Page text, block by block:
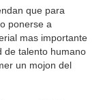
que para
ponerse a
mas importante
de talento humano
un mojon del